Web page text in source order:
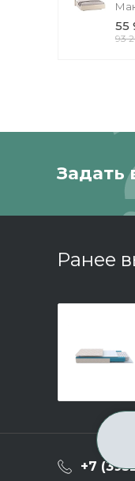
55
93
Задать
Ранее
+7